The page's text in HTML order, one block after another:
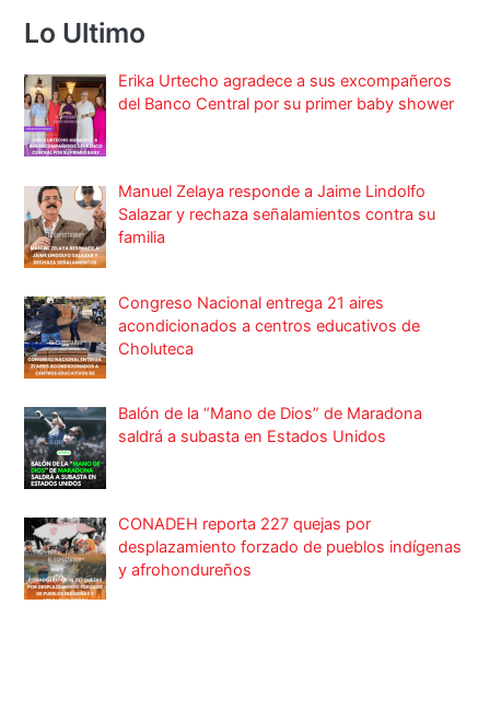
Lo Ultimo
Erika Urtecho agradece a sus excompañeros
del Banco Central por su primer baby shower
Manuel Zelaya responde a Jaime Lindolfo
Salazar y rechaza señalamientos contra su
familia
Congreso Nacional entrega 21 aires
acondicionados a centros educativos de
Choluteca
Balón de la “Mano de Dios” de Maradona
saldrá a subasta en Estados Unidos
CONADEH reporta 227 quejas por
desplazamiento forzado de pueblos indígenas
y afrohondureños